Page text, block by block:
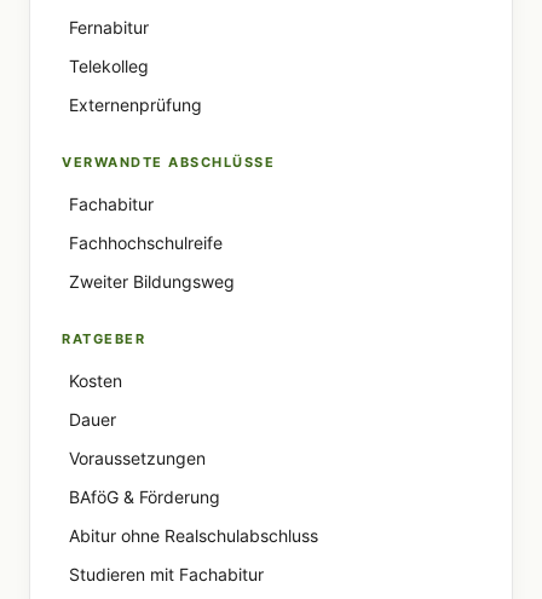
Fernabitur
Telekolleg
Externenprüfung
VERWANDTE ABSCHLÜSSE
Fachabitur
Fachhochschulreife
Zweiter Bildungsweg
RATGEBER
Kosten
Dauer
Voraussetzungen
BAföG & Förderung
Abitur ohne Realschulabschluss
Studieren mit Fachabitur